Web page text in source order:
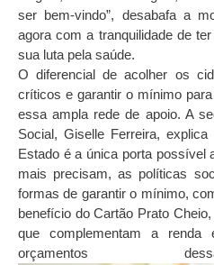
ser bem-vindo”, desabafa a
agora com a tranquilidade de
sua luta pela saúde.
O diferencial de acolher os
críticos e garantir o mínimo
essa ampla rede de apoio. A
Social, Giselle Ferreira,
Estado é a única porta possível
mais precisam, as políticas
formas de garantir o mínimo,
benefício do Cartão Prato
que complementam a
orçamentos